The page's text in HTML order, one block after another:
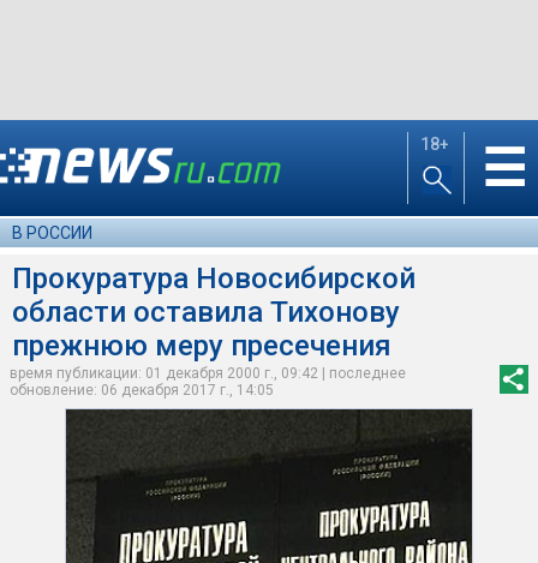
18+ ☰
В РОССИИ
Прокуратура Новосибирской
области оставила Тихонову
прежнюю меру пресечения
время публикации: 01 декабря 2000 г., 09:42 | последнее
обновление: 06 декабря 2017 г., 14:05